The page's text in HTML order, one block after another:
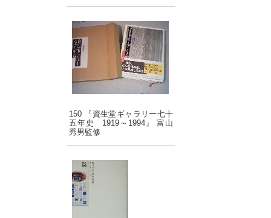
150 『資生堂ギャラリー七十
五年史 1919～1994』 富山
秀男監修